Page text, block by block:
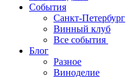
События
Санкт-Петербург
Винный клуб
Все события
Блог
Разное
Виноделие